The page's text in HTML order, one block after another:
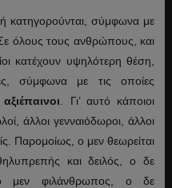
κατηγορούνται, σύμφωνα με
όλους τους ανθρώπους, και
κατέχουν υψηλότερη θέση,
σύμφωνα με τις οποίες
. Γι’ αυτό κάποιοι
άλλοι γενναιόδωροι, άλλοι
Παρομοίως, ο μεν θεωρείται
και δειλός, ο δε
ο μεν φιλάνθρωπος, ο δε